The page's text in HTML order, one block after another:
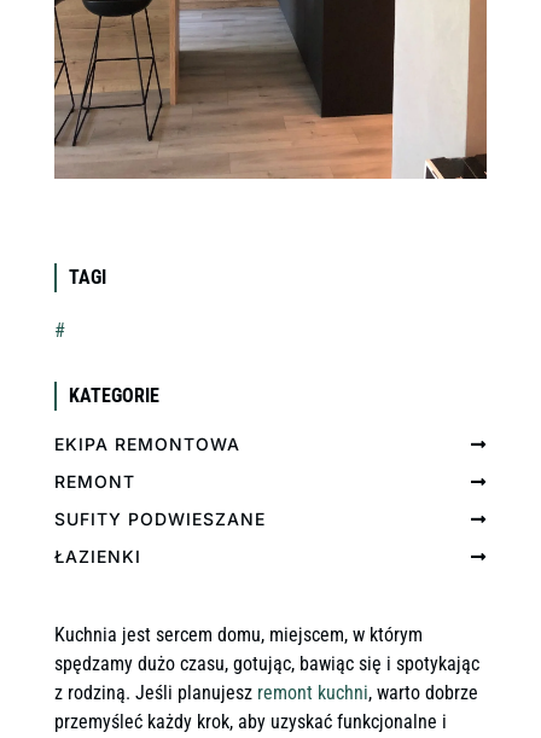
TAGI
#
KATEGORIE
EKIPA REMONTOWA
REMONT
SUFITY PODWIESZANE
ŁAZIENKI
Kuchnia jest sercem domu, miejscem, w którym
spędzamy dużo czasu, gotując, bawiąc się i spotykając
z rodziną. Jeśli planujesz remont kuchni, warto dobrze
przemyśleć każdy krok, aby uzyskać funkcjonalne i